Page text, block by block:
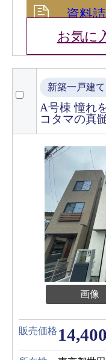
資料
お気に
新築一戸建て
A号棟 憧れ
コタマの真
画像
販売価格 14,400